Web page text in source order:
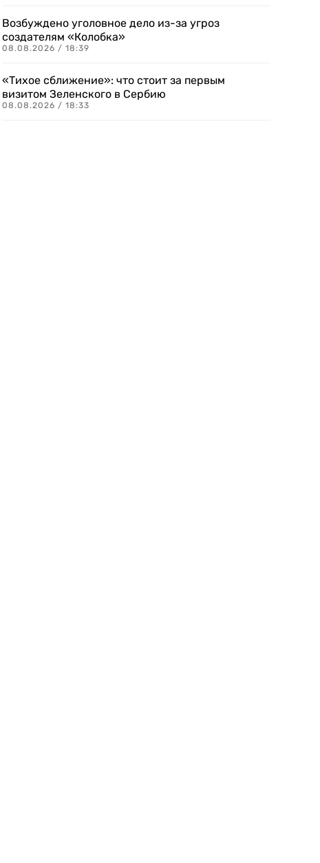
Возбуждено уголовное дело из-за угроз
создателям «Колобка»
08.08.2026 / 18:39
«Тихое сближение»: что стоит за первым
визитом Зеленского в Сербию
08.08.2026 / 18:33